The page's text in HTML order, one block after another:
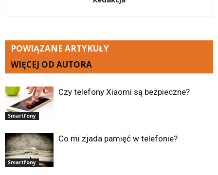
POWIĄZANE ARTYKUŁY
WIĘCEJ OD AUTORA
Smartfony
Czy telefony Xiaomi są bezpieczne?
Smartfony
Co mi zjada pamięć w telefonie?